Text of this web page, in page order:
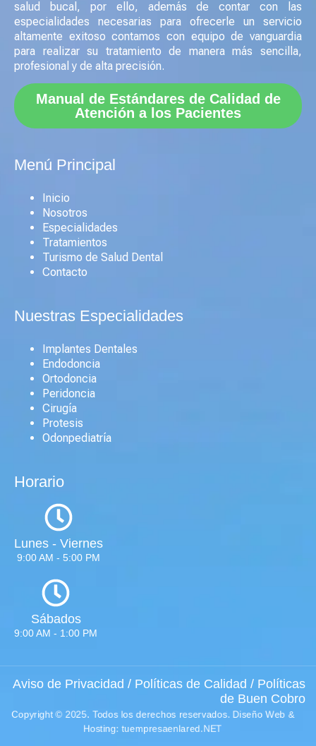
salud bucal, por ello, además de contar con las
especialidades necesarias para ofrecerle un servicio
altamente exitoso contamos con equipo de vanguardia
para realizar su tratamiento de manera más sencilla,
profesional y de alta precisión.
Manual de Estándares de Calidad de
Atención a los Pacientes
Menú Principal
Inicio
Nosotros
Especialidades
Tratamientos
Turismo de Salud Dental
Contacto
Nuestras Especialidades
Implantes Dentales
Endodoncia
Ortodoncia
Peridoncia
Cirugía
Protesis
Odonpediatría
Horario
Lunes - Viernes
9:00 AM - 5:00 PM
Sábados
9:00 AM - 1:00 PM
Aviso de Privacidad / Políticas de Calidad / Políticas
de Buen Cobro
Copyright © 2025. Todos los derechos reservados.Diseño Web &
Hosting: tuempresaenlared.NET